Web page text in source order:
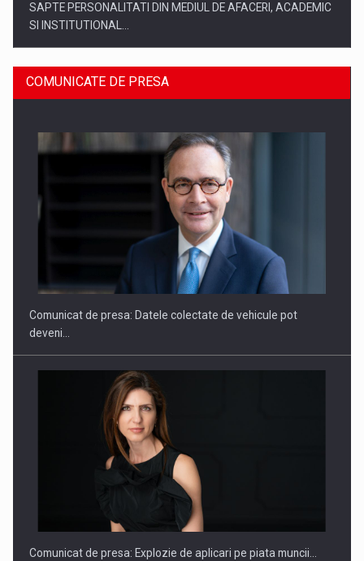
SAPTE PERSONALITATI DIN MEDIUL DE AFACERI, ACADEMIC
SI INSTITUTIONAL…
SYCLEF isi consolideaza prezenta in Romania printr-o a
Fondul de investitii BoldMind si echipa de management a…
COMUNICATE DE PRESA
Comunicat de presa: Datele colectate de vehicule pot
deveni…
Comunicat de presa: Explozie de aplicari pe piata muncii…